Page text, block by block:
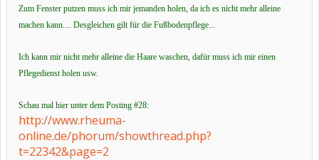
Zum Fenster putzen muss ich mir jemanden holen, da ich es nicht mehr alleine
machen kann.... Desgleichen gilt für die Fußbodenpflege...
Ich kann mir nicht mehr alleine die Haare waschen, dafür muss ich mir einen
Pflegedienst holen usw.
Schau mal hier unter dem Posting #28:
http://www.rheuma-
online.de/phorum/showthread.php?
t=22342&page=2